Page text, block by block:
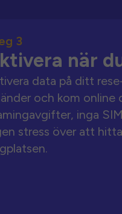
3
när
data på ditt
och kom online
inga
stress över att